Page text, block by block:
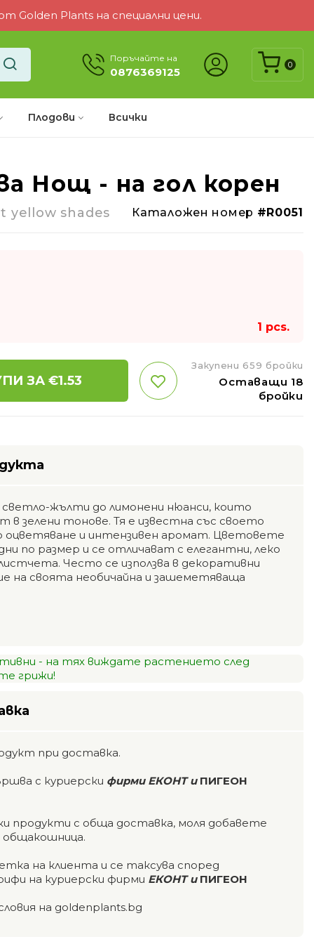
Golden Plants на специални цени.
Поръчайте на
0876369125
0
Плодови Всички
-73%
Нощ - на гол корен
yellow shades Каталожен номер #R0051
1 pcs.
ЗА €1.53
Закупени 659 бройки
Оставащи 18
бройки
светло-жълти до лимонени нюанси, които
в зелени тонове. Тя е известна със своето
оцветяване и интензивен аромат. Цветовете
по размер и се отличават с елегантни, леко
Често се използва в декоративни
на своята необичайна и зашеметяваща
- на тях виждате растението след
грижи!
при доставка.
с куриерски фирми ЕКОНТ и ПИГЕОН
продукти с обща доставка, моля добавете
общакошница.
на клиента и се таксува според
на куриерски фирми ЕКОНТ и ПИГЕОН
на goldenplants.bg